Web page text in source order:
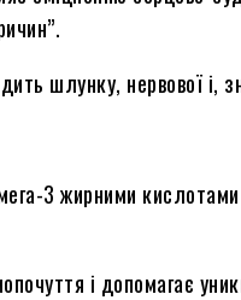
шлунку, нервової і,
3 жирними
і допомагає